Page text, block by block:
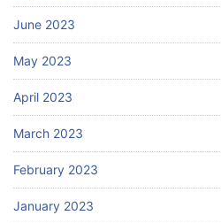
June 2023
May 2023
April 2023
March 2023
February 2023
January 2023